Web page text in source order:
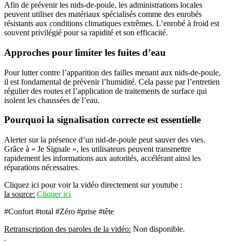
Afin de prévenir les nids-de-poule, les administrations locales
peuvent utiliser des matériaux spécialisés comme des enrobés
résistants aux conditions climatiques extrêmes. L’enrobé à froid est
souvent privilégié pour sa rapidité et son efficacité.
Approches pour limiter les fuites d’eau
Pour lutter contre l’apparition des failles menant aux nids-de-poule,
il est fondamental de prévenir l’humidité. Cela passe par l’entretien
régulier des routes et l’application de traitements de surface qui
isolent les chaussées de l’eau.
Pourquoi la signalisation correcte est essentielle
Alerter sur la présence d’un nid-de-poule peut sauver des vies.
Grâce à « Je Signale », les utilisateurs peuvent transmettre
rapidement les informations aux autorités, accélérant ainsi les
réparations nécessaires.
Cliquez ici pour voir la vidéo directement sur youtube :
la source: Cliquer ici
#Confort #total #Zéro #prise #tête
Retranscription des paroles de la vidéo: Non disponible.
.